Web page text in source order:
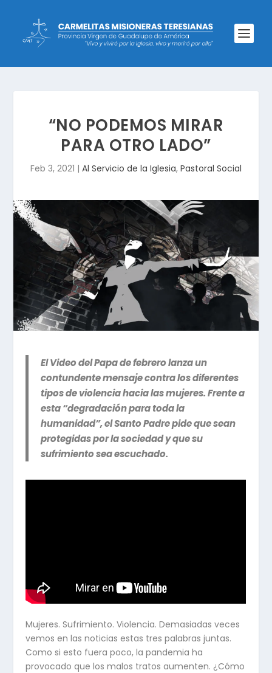
“NO PODEMOS MIRAR
PARA OTRO LADO”
Feb 3, 2021 | Al Servicio de la Iglesia, Pastoral Social
El Video del Papadefebrero lanza un
contundente mensaje contra los diferentes
tipos de violencia hacia las mujeres. Frente a
esta “degradación para toda la
humanidad”, el Santo Padre pide que sean
protegidas por la sociedad y que su
sufrimiento sea escuchado.
Mujeres. Sufrimiento. Violencia. Demasiadas veces
vemos en las noticias estas tres palabras juntas.
Como si esto fuera poco, la pandemia ha
provocado que los malos tratos aumenten. ¿Cómo